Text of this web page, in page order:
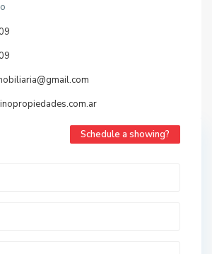
Schedule a showing?